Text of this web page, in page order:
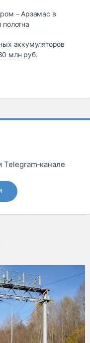
– Арзамас в
аккумуляторов
млн руб.